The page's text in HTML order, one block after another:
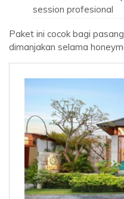
session profesional
Paket ini cocok bagi
dimanjakan selama